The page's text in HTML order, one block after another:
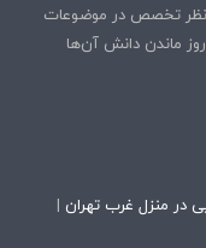
نظر تخصص در موضوعات
ماندن دانش آن‌ها
در منزل غرب تهران |